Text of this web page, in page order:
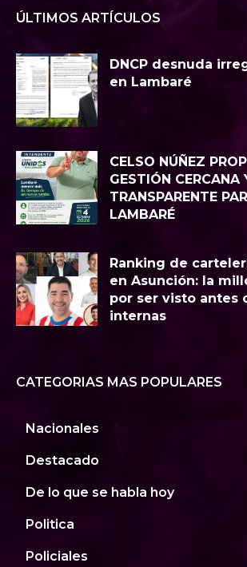
ÚLTIMOS ARTÍCULOS
DNCP desnuda
en Lambaré
CELSO NÚÑEZ
GESTIÓN CERCANA
TRANSPARENTE
LAMBARÉ
Ranking de
en Asunción: la
por ser visto antes
internas
CATEGORIAS MAS POPULARES
Nacionales
Destacado
De lo que se habla hoy
Politica
Policiales